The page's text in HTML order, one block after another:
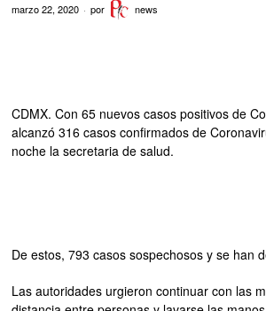
marzo 22, 2020 por news
CDMX. Con 65 nuevos casos positivos de
alcanzó 316 casos confirmados de
noche la secretaria de salud.
De estos, 793 casos sospechosos y se han
Las autoridades urgieron continuar con las